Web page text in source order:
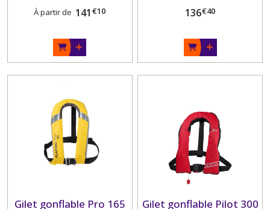
À partir de 141 €10 136€40
Gilet gonflable Pro 165
Gilet gonflable Pilot 300